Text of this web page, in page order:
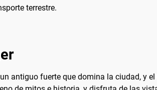
terrestre.
antiguo fuerte que domina la ciudad, y